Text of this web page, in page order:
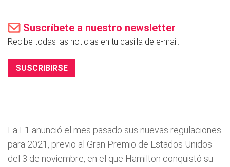
Suscríbete a nuestro newsletter
Recibe todas las noticias en tu casilla de e-mail.
SUSCRIBIRSE
La F1 anunció el mes pasado sus nuevas regulaciones
para 2021, previo al Gran Premio de Estados Unidos
del 3 de noviembre, en el que Hamilton conquistó su